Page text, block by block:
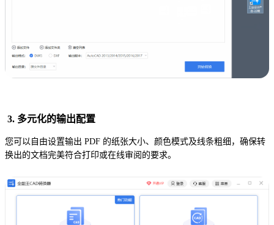
3. 多元化的输出配置
您可以自由设置输出 PDF 的纸张大小、颜色模式及线条粗细，确保转
换出的文档完美符合打印或在线审阅的要求。